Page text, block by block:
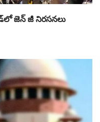
జెన్‌ జీ నిరసనలు